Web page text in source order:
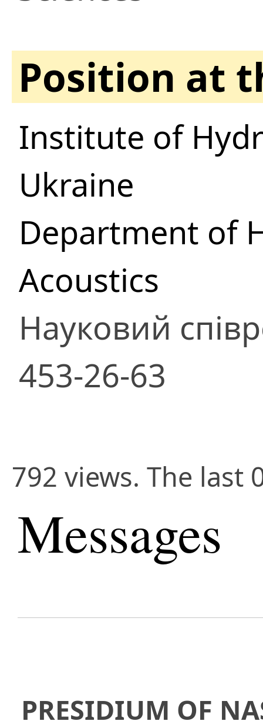
Position at
Institute of
Ukraine
Department of
Acoustics
Науковий
453-26-63
792 views. The last
Messages
PRESIDIUM OF